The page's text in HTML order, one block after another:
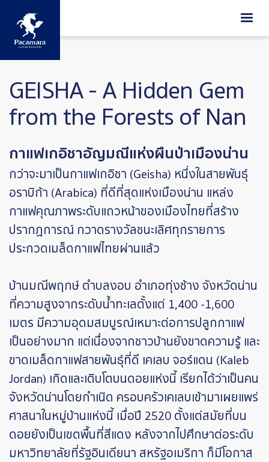
ข้ามไปยังเนื้อหาหลัก
GEISHA - A Hidden Gem
from the Forests of Nan
กาแฟเกอิชาอัญมณีแห่งผืนป่าเมืองน่าน
กว่าจะมาเป็นกาแฟเกอิชา (Geisha) หนึ่งในสายพันธุ์
อราบิก้า (Arabica) ที่ดีที่สุดแห่งเมืองน่าน แหล่ง
กาแฟคุณภาพระดับแถวหน้าของเมืองไทยที่สร้าง
ปรากฏการณ์ กวาดรางวัลชนะเลิศทุกรายการ
ประกวดเมล็ดกาแฟไทยผ่านแล้ว
บ้านมณีพฤกษ์ ตำบลงอบ อำเภอทุ่งช้าง จังหวัดน่าน
ที่ความสูงจากระดับน้ำทะเลตั้งแต่ 1,400 -1,600
เมตร มีความอุดมสมบูรณ์เหมาะต่อการปลูกกาแฟ
เป็นอย่างมาก แต่เนื่องจากชาวบ้านยังขาดความรู้ และ
ขาดเมล็ดกาแฟสายพันธุ์ที่ดี เคเลบ จอร์แดน (Kaleb
Jordan) เกิดและเติบโตบนดอยแห่งนี้ เรียกได้ว่าเป็นคน
จังหวัดน่านโดยกำเนิด ครอบครัวเคเลบเข้ามาเผยแพร่
ศาสนาในหมู่บ้านแห่งนี้ เมื่อปี 2520 ตั้งแต่สมัยที่บน
ดอยยังเป็นเขตพื้นที่สีแดง หลังจากไปศึกษาต่อระดับ
มหาวิทยาลัยที่รัฐอินเดียนา สหรัฐอเมริกา ก็มีโอกาส